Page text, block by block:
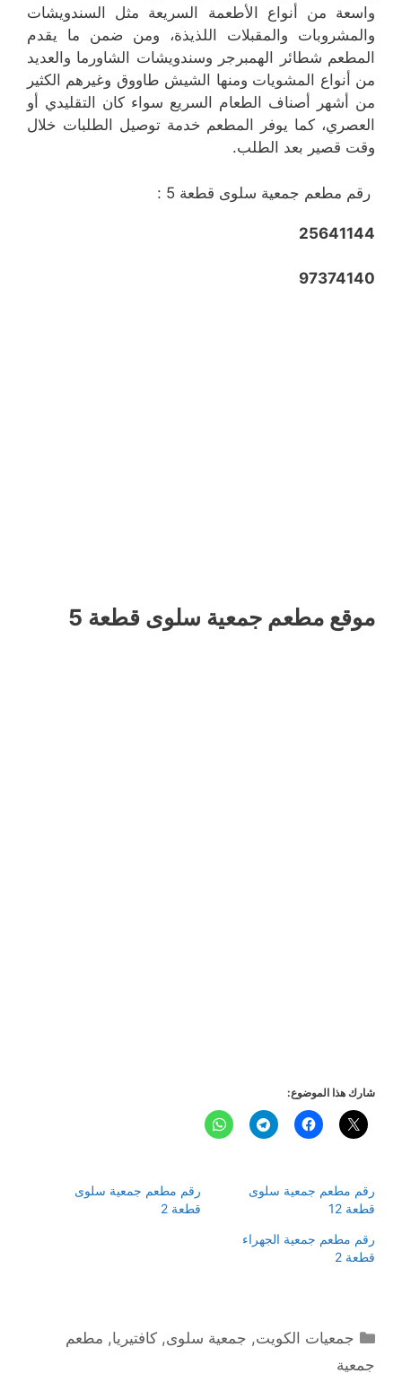
واسعة من أنواع الأطعمة السريعة مثل السندويشات
والمشروبات والمقبلات اللذيذة، ومن ضمن ما يقدم
المطعم شطائر الهمبرجر وسندويشات الشاورما والعديد
من أنواع المشويات ومنها الشيش طاووق وغيرهم الكثير
من أشهر أصناف الطعام السريع سواء كان التقليدي أو
العصري، كما يوفر المطعم خدمة توصيل الطلبات خلال
وقت قصير بعد الطلب.
رقم مطعم جمعية سلوى قطعة 5 :
25641144
97374140
موقع مطعم جمعية سلوى قطعة 5
شارك هذا الموضوع:
رقم مطعم جمعية سلوى
قطعة 12
رقم مطعم جمعية سلوى
قطعة 2
رقم مطعم جمعية الجهراء
قطعة 2
التصنيفات
جمعيات الكويت, جمعية سلوى,كافتيريا, مطعم
جمعية